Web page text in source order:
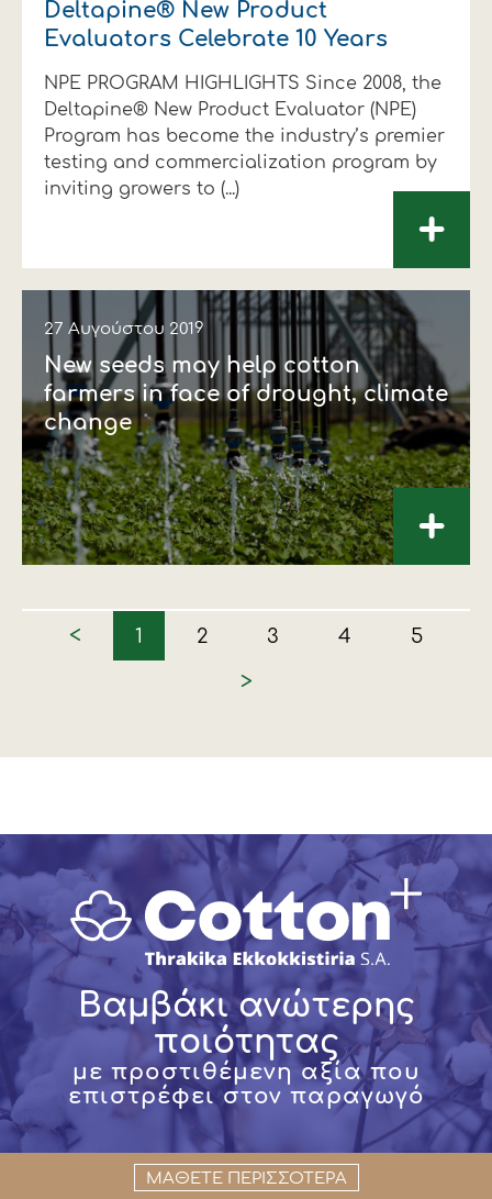
Deltapine® New Product
Evaluators Celebrate 10 Years
NPE PROGRAM HIGHLIGHTS Since 2008, the
Deltapine® New Product Evaluator (NPE)
Program has become the industry’s premier
testing and commercialization program by
inviting growers to (...)
+
27 Αυγούστου 2019
New seeds may help cotton
farmers in face of drought, climate
change
+
< 1 2 3 4 5
>
Βαμβάκι ανώτερης
ποιότητας
με προστιθέμενη αξία που
επιστρέφει στον παραγωγό
ΜΑΘΕΤΕ ΠΕΡΙΣΣΟΤΕΡΑ